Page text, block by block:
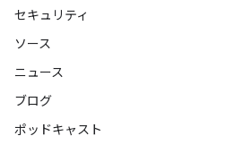
セキュリティ
ソース
ニュース
ブログ
ポッドキャスト